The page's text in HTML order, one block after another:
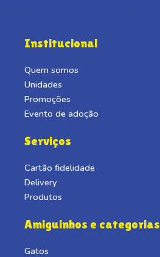
Institucional
Quem somos
Unidades
Promoções
Evento de adoção
Serviços
Cartão fidelidade
Delivery
Produtos
Amiguinhos e categorias
Gatos